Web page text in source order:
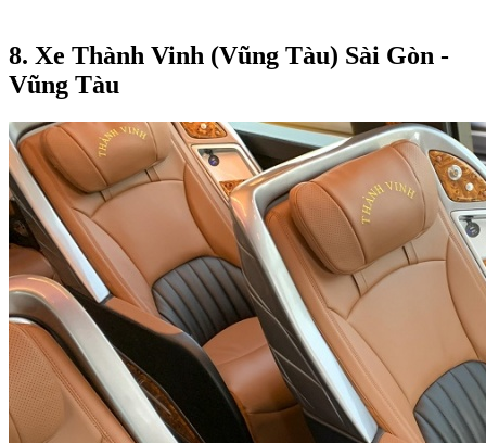
8. Xe Thành Vinh (Vũng Tàu) Sài Gòn -
Vũng Tàu